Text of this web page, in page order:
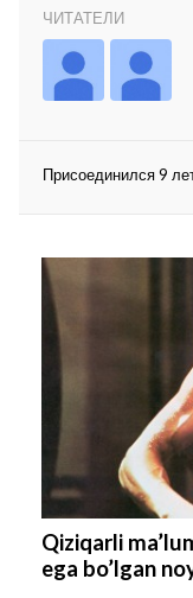
защищены.
ЧИТАТЕЛИ
Присоединился 9
Qiziqarli
ega bo’lgan